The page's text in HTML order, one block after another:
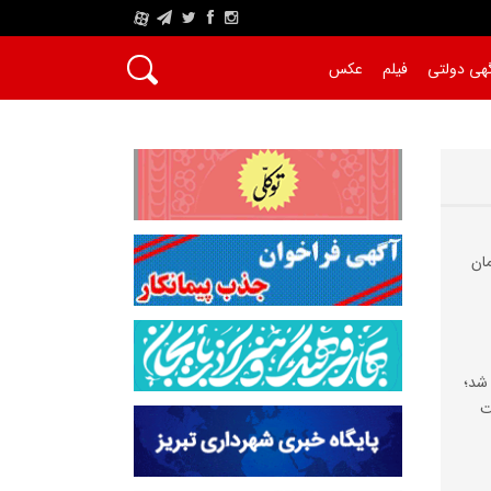
A
دولتی فیلم عکس
تومان
شد؛